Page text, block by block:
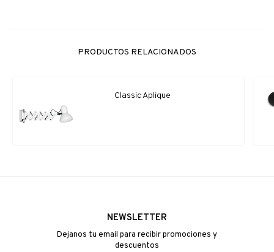
PRODUCTOS RELACIONADOS
Classic Aplique
NEWSLETTER
Dejanos tu email para recibir promociones y
descuentos